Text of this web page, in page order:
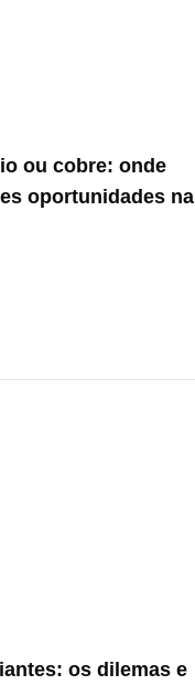
ou cobre: onde
oportunidades na
os dilemas e